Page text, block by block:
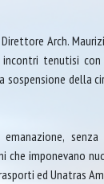
Arch.
tenutisi
della
che imponevano
ed Unatras